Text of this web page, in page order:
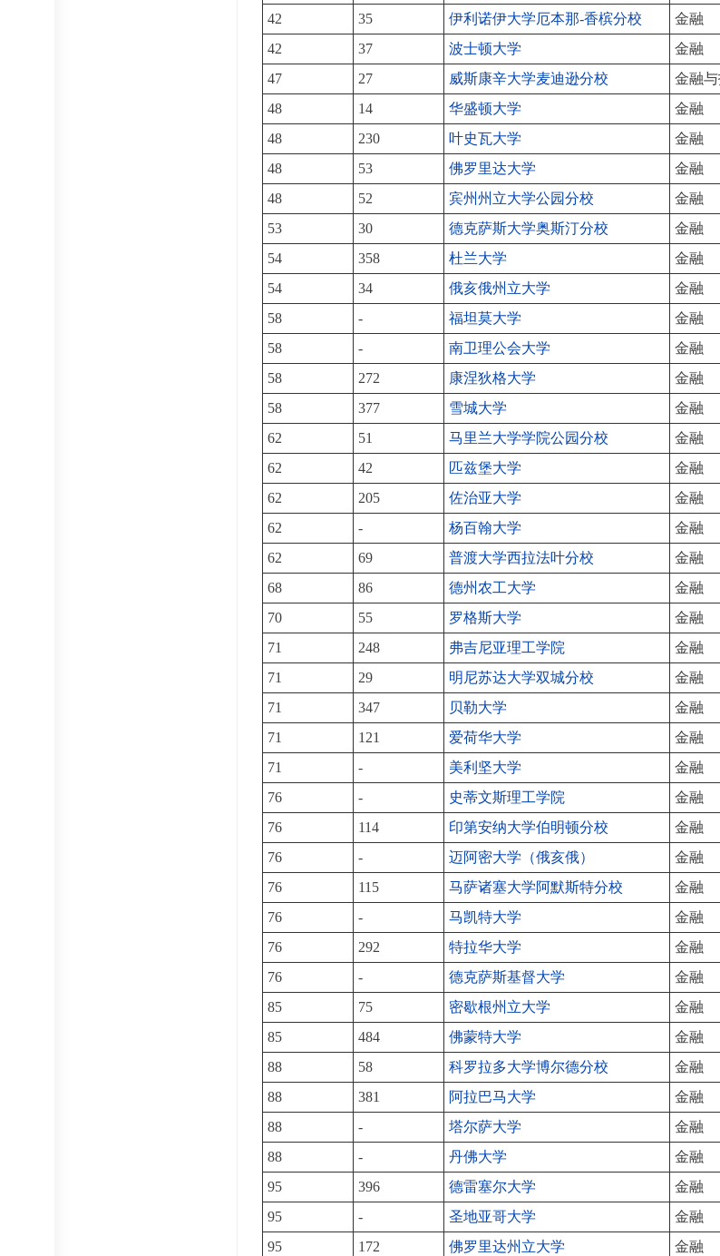
42
35 伊利诺伊大学厄本那-香槟分校 金融
42
37 波士顿大学 金融
47
27 威斯康辛大学麦迪逊分校 金融
48
14 华盛顿大学 金融
48
230 叶史瓦大学 金融
48
53 佛罗里达大学 金融
48
52 宾州州立大学公园分校 金融
53
30 德克萨斯大学奥斯汀分校 金融
54
358 杜兰大学 金融
54
34 俄亥俄州立大学 金融
58
- 福坦莫大学 金融
58
- 南卫理公会大学 金融
58
272 康涅狄格大学 金融
58
377 雪城大学 金融
62
51 马里兰大学学院公园分校 金融
62
42 匹兹堡大学 金融
62
205 佐治亚大学 金融
62
- 杨百翰大学 金融
62
69 普渡大学西拉法叶分校 金融
68
86 德州农工大学 金融
70
55 罗格斯大学 金融
71
248 弗吉尼亚理工学院 金融
71
29 明尼苏达大学双城分校 金融
71
347 贝勒大学 金融
71
121 爱荷华大学 金融
71
- 美利坚大学 金融
76
- 史蒂文斯理工学院 金融
76
114 印第安纳大学伯明顿分校 金融
76
- 迈阿密大学（俄亥俄） 金融
76
115 马萨诸塞大学阿默斯特分校 金融
76
- 马凯特大学 金融
76
292 特拉华大学 金融
76
- 德克萨斯基督大学 金融
85
75 密歇根州立大学 金融
85
484 佛蒙特大学 金融
88
58 科罗拉多大学博尔德分校 金融
88
381 阿拉巴马大学 金融
88
- 塔尔萨大学 金融
88
- 丹佛大学 金融
95
396 德雷塞尔大学 金融
95
- 圣地亚哥大学 金融
95
172 佛罗里达州立大学 金融